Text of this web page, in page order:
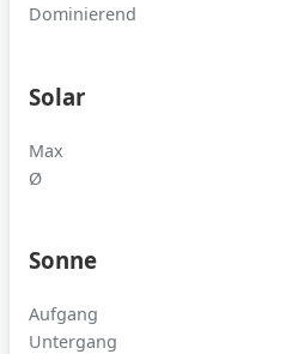
Dominierend
Solar
Max
Ø
Sonne
Aufgang
Untergang